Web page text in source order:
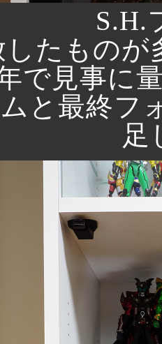
S.H.
したもの
で見事に
と最終フ
足